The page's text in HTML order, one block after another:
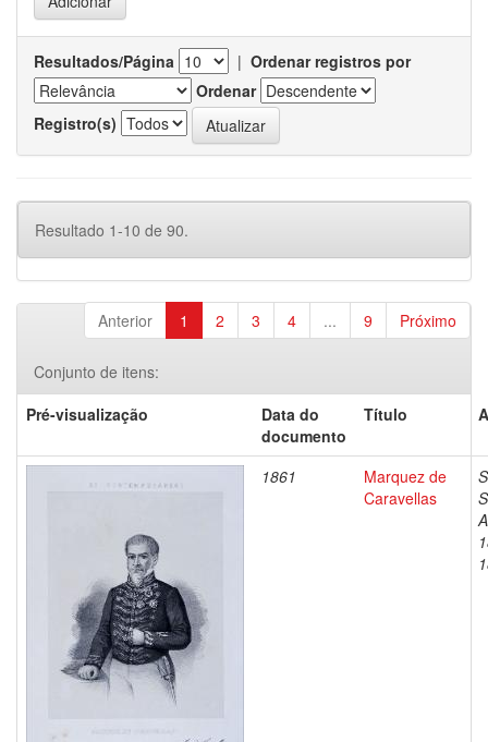
Resultados/Página | Ordenar registros por
Ordenar
Registro(s)
Resultado 1-10 de 90.
Anterior 1 2 3 4 ... 9 Próximo
Conjunto de itens:
Pré-visualização
Data do
documento
Título
1861
Marquez de
Caravellas